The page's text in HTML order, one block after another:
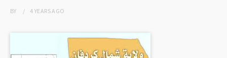
BY 4 YEARSAGO